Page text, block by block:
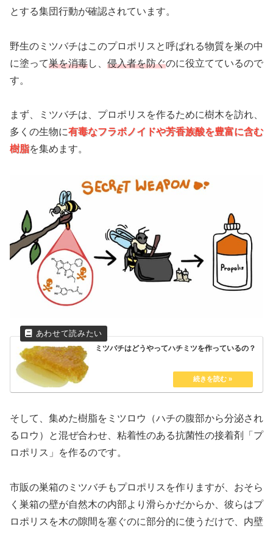
とする集団行動が確認されています。
野生のミツバチはこのプロポリスと呼ばれる物質を巣の中
に塗って巣を消毒し、 侵入者を防ぐのに役立てているので
す。
まず、ミツバチは、プロポリスを作るために樹木を訪れ、
多くの生物に有毒なフラボノイドや芳香族酸を豊富に含む
樹脂を集めます。
ミツバチはどうやってハチミツを作っているの？
そして、集めた樹脂をミツロウ（ハチの腹部から分泌され
るロウ）と混ぜ合わせ、粘着性のある抗菌性の接着剤「プ
ロポリス」を作るのです。
市販の巣箱のミツバチもプロポリスを作りますが、おそら
く巣箱の壁が自然木の内部より滑らかだからか、彼らはプ
ロポリスを木の隙間を塞ぐのに部分的に使うだけで、内壁